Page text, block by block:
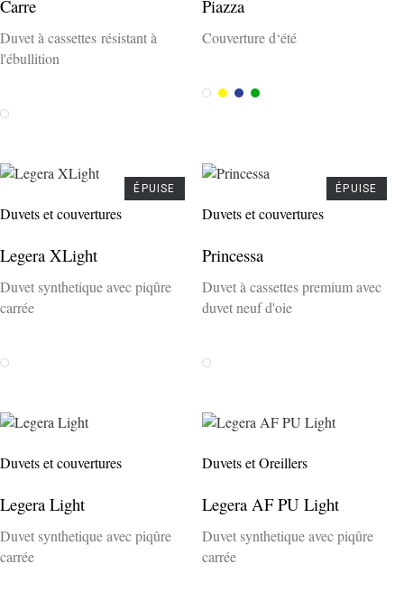
Carre
Duvet à cassettes résistant à
l'ébullition
Weiss
Piazza
Couverture d‘été
Weiss
Gelb
BlauGrün
Duvets et couvertures
Legera XLight
Duvet synthetique avec piqûre
carrée
ÉPUISE
Weiss
Duvets et couvertures
Princessa
Duvet à cassettes premium avec
duvet neuf d'oie
ÉPUISE
Weiss
Duvets et couvertures
Legera Light
Duvet synthetique avec piqûre
carrée
Duvets et Oreillers
Legera AF PU Light
Duvet synthetique avec piqûre
carrée